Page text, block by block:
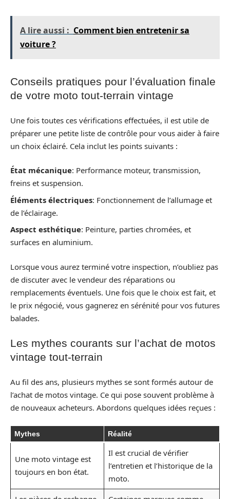
A lire aussi : Comment bien entretenir sa
voiture ?
Conseils pratiques pour l’évaluation finale
de votre moto tout-terrain vintage
Une fois toutes ces vérifications effectuées, il est utile de
préparer une petite liste de contrôle pour vous aider à faire
un choix éclairé. Cela inclut les points suivants :
État mécanique: Performance moteur, transmission,
freins et suspension.
Éléments électriques: Fonctionnement de l’allumage et
de l’éclairage.
Aspect esthétique: Peinture, parties chromées, et
surfaces en aluminium.
Lorsque vous aurez terminé votre inspection, n’oubliez pas
de discuter avec le vendeur des réparations ou
remplacements éventuels. Une fois que le choix est fait, et
le prix négocié, vous gagnerez en sérénité pour vos futures
balades.
Les mythes courants sur l’achat de motos
vintage tout-terrain
Au fil des ans, plusieurs mythes se sont formés autour de
l’achat de motos vintage. Ce qui pose souvent problème à
de nouveaux acheteurs. Abordons quelques idées reçues :
Mythes Réalité
Une moto vintage est
toujours en bon état.
Il est crucial de vérifier
l’entretien et l’historique de la
moto.